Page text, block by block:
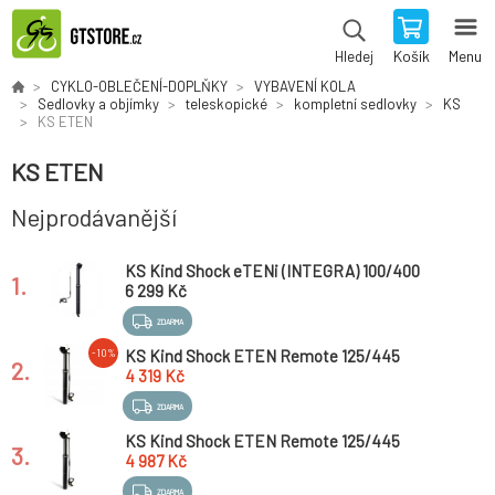
Hledej Košík Menu
CYKLO-OBLEČENÍ-DOPLŇKY
VYBAVENÍ KOLA
Sedlovky a objímky
teleskopické kompletní sedlovky
KS
KS ETEN
KS ETEN
Nejprodávanější
1.
ZDARMA
KS Kind Shock eTENi (INTEGRA) 100/400
sedlovka 27,2 mm plus KGP
6 299 Kč
2.
ZDARMA
-10%
KS Kind Shock ETEN Remote 125/445
sedlovka 31,6 mm plus KGP *
4 319 Kč
3.
ZDARMA
KS Kind Shock ETEN Remote 125/445
sedlovka 31,6 mm plus KGP
4 987 Kč